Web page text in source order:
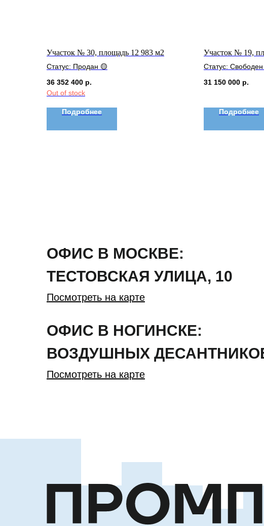
Участок № 30, площадь 12 983 м2
Статус: Продан 🟡
36 352 400 р.
Out of stock
Подробнее
Участок № 19,
Статус: Свободен
31 150 000 р.
Подробнее
ОФИС В МОСКВЕ:
ТЕСТОВСКАЯ УЛИЦА, 10
ОФИС В НОГИНСКЕ:
ВОЗДУШНЫХ
Посмотреть на карте
Посмотреть на карте